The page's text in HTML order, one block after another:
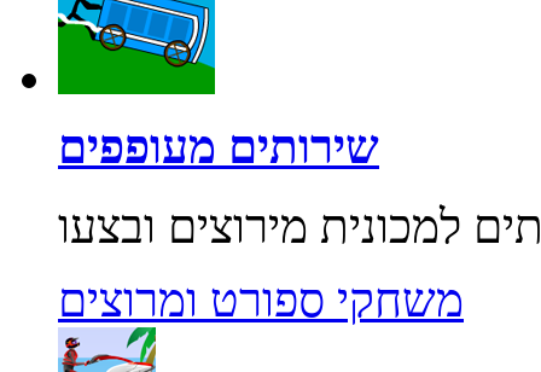
שירותים מעופפים
משחקי ספורט ומרוצים